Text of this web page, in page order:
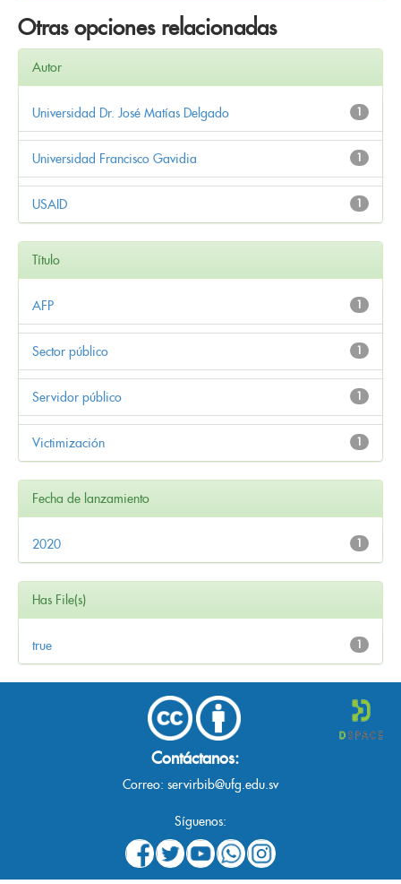
Otras opciones relacionadas
Autor
1
Universidad Dr. José Matías Delgado
1
Universidad Francisco Gavidia
1
USAID
Título
1
AFP
1
Sector público
1
Servidor público
1
Victimización
Fecha de lanzamiento
1
2020
Has File(s)
1
true
Contáctanos:
Correo: servirbib@ufg.edu.sv
Síguenos: